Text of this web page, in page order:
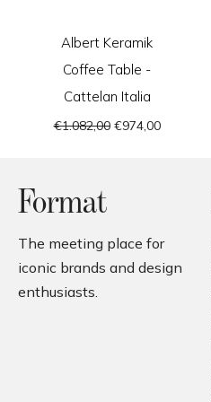
Albert Keramik
Coffee Table -
Cattelan Italia
€1.082,00 €974,00
Format
The meeting place for
iconic brands and design
enthusiasts.